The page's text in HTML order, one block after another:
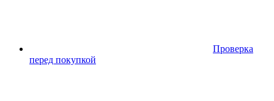
Проверка
перед покупкой